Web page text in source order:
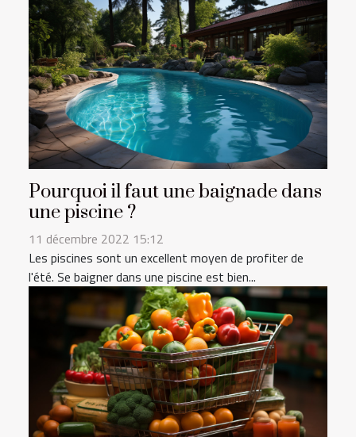
Pourquoi il faut une baignade dans
une piscine ?
11 décembre 2022 15:12
Les piscines sont un excellent moyen de profiter de
l'été. Se baigner dans une piscine est bien...